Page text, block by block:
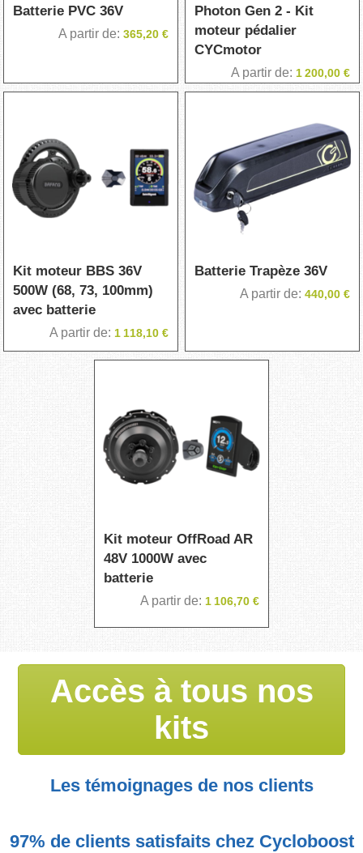
Batterie PVC 36V
A partir de 365,20 €
Photon Gen 2 - Kit
moteur pédalier
CYCmotor
A partir de 1 200,00 €
Kit moteur BBS 36V
500W (68, 73, 100mm)
avec batterie
A partir de 1 118,10 €
Batterie Trapèze 36V
A partir de 440,00 €
Kit moteur OffRoad AR
48V 1000W avec
batterie
A partir de 1 106,70 €
Accès à tous nos
kits
Les témoignages de nos clients
97% de clients satisfaits chez Cycloboost